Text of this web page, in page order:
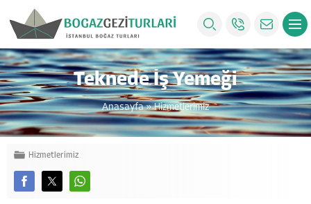
Teknede İş Yemeği
Anasayfa»Hizmetlerimiz
Hizmetlerimiz